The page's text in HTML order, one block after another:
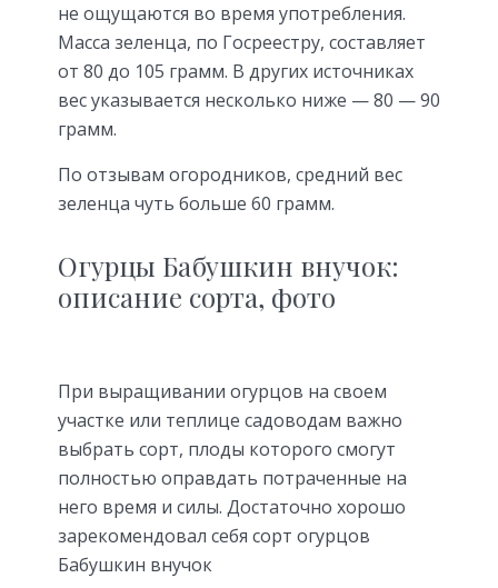
не ощущаются во время употребления.
Масса зеленца, по Госреестру, составляет
от 80 до 105 грамм. В других источниках
вес указывается несколько ниже — 80 — 90
грамм.
По отзывам огородников, средний вес
зеленца чуть больше 60 грамм.
Огурцы Бабушкин внучок:
описание сорта, фото
При выращивании огурцов на своем
участке или теплице садоводам важно
выбрать сорт, плоды которого смогут
полностью оправдать потраченные на
него время и силы. Достаточно хорошо
зарекомендовал себя сорт огурцов
Бабушкин внучок